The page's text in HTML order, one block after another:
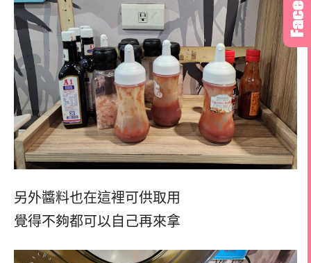
另外醬料也在這裡可供取用
覺得不夠都可以自己再來拿